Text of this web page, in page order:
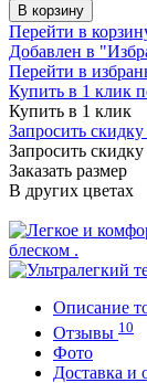
В корзину
Перейти в
Добавлен в
Перейти в
Купить в 1 клик
Купить в 1 клик
Запросить
Запросить скидку
Заказать размер
В других цветах
Описание
Отзывы 10
Фото
Доставка и